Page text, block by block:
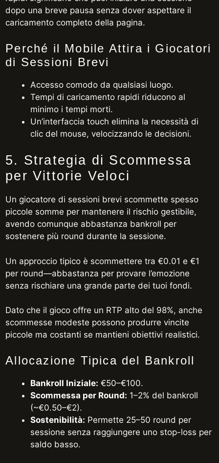
dopo una breve pausa senza dover aspettare il
caricamento completo della pagina.
Perché il Mobile Attira i Giocatori
di Sessioni Brevi
Accesso comodo da qualsiasi luogo.
Tempi di caricamento rapidi riducono al
minimo i tempi morti.
Un’interfaccia touch elimina la necessità di
clic del mouse, velocizzando le decisioni.
5. Strategia di Scommessa
per Vittorie Veloci
Un giocatore di sessioni brevi scommette spesso
piccole somme per mantenere il rischio gestibile,
avendo comunque abbastanza bankroll per
sostenere più round durante la sessione.
Un approccio tipico è scommettere tra €0.01 e €1
per round—abbastanza per provare l’emozione
senza rischiare una grande parte dei tuoi fondi.
Dato che il gioco offre un RTP alto del 98%, anche
scommesse modeste possono produrre vincite
piccole ma costanti se mantieni obiettivi realistici.
Allocazione Tipica del Bankroll
Bankroll Iniziale: €50–€100.
Scommessa per Round: 1–2% del bankroll
(~€0.50–€2).
Sostenibilità: Permette 25–50 round per
sessione senza raggiungere uno stop-loss per
saldo basso.